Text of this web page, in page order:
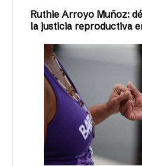
Ruthie Arroyo Muñoz:
la justicia reproductiva